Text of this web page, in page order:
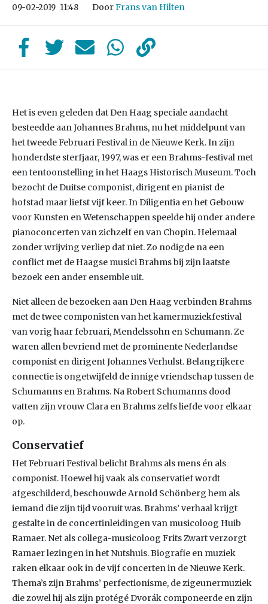
09-02-2019 11:48 DoorFrans van Hilten
Het is even geleden dat Den Haag speciale aandacht
besteedde aan Johannes Brahms, nu het middelpunt van
het tweede Februari Festival in de Nieuwe Kerk. In zijn
honderdste sterfjaar, 1997, was er een Brahms-festival met
een tentoonstelling in het Haags Historisch Museum. Toch
bezocht de Duitse componist, dirigent en pianist de
hofstad maar liefst vijf keer. In Diligentia en het Gebouw
voor Kunsten en Wetenschappen speelde hij onder andere
pianoconcerten van zichzelf en van Chopin. Helemaal
zonder wrijving verliep dat niet. Zo nodigde na een
conflict met de Haagse musici Brahms bij zijn laatste
bezoek een ander ensemble uit.
Niet alleen de bezoeken aan Den Haag verbinden Brahms
met de twee componisten van het kamermuziekfestival
van vorig haar februari, Mendelssohn en Schumann. Ze
waren allen bevriend met de prominente Nederlandse
componist en dirigent Johannes Verhulst. Belangrijkere
connectie is ongetwijfeld de innige vriendschap tussen de
Schumanns en Brahms. Na Robert Schumanns dood
vatten zijn vrouw Clara en Brahms zelfs liefde voor elkaar
op.
Conservatief
Het Februari Festival belicht Brahms als mens én als
componist. Hoewel hij vaak als conservatief wordt
afgeschilderd, beschouwde Arnold Schönberg hem als
iemand die zijn tijd vooruit was. Brahms’ verhaal krijgt
gestalte in de concertinleidingen van musicoloog Huib
Ramaer. Net als collega-musicoloog Frits Zwart verzorgt
Ramaer lezingen in het Nutshuis. Biografie en muziek
raken elkaar ook in de vijf concerten in de Nieuwe Kerk.
Thema’s zijn Brahms’ perfectionisme, de zigeunermuziek
die zowel hij als zijn protégé Dvorák componeerde en zijn